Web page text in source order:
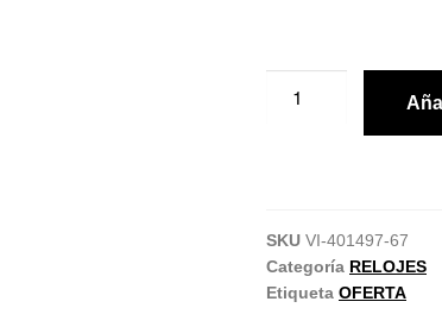
SKU VI-401497-67
Categoría RELOJES
Etiqueta OFERTA